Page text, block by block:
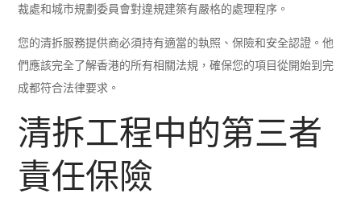
裁處和城市規劃委員會對違規建築有嚴格的處理程序。
您的清拆服務提供商必須持有適當的執照、保險和安全認證。他
們應該完全了解香港的所有相關法規，確保您的項目從開始到完
成都符合法律要求。
清拆工程中的第三者
責任保險